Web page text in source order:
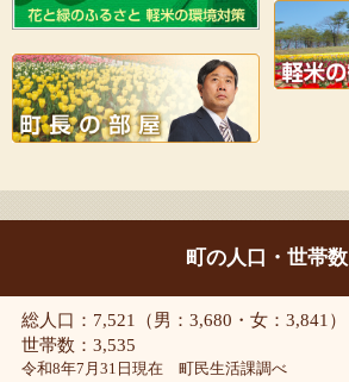
町の人口・世帯数
総人口：7,521（男：3,680・女：3,841）
世帯数：3,535
令和8年7月31日現在 町民生活課調べ